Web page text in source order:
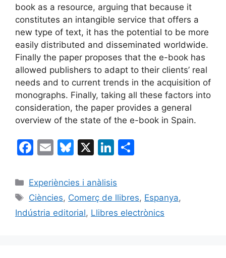
book as a resource, arguing that because it
constitutes an intangible service that offers a
new type of text, it has the potential to be more
easily distributed and disseminated worldwide.
Finally the paper proposes that the e-book has
allowed publishers to adapt to their clients’ real
needs and to current trends in the acquisition of
monographs. Finally, taking all these factors into
consideration, the paper provides a general
overview of the state of the e-book in Spain.
F
c
e
b
E
ai
l
Bl
e
s
k
X
Li
k
e
dI
p
ar
Categories
Experiències i anàlisis
Etiquetes
Ciències, Comerç de llibres, Espanya,
Indústria editorial, Llibres electrònics